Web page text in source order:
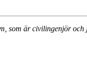
som är civilingenjör